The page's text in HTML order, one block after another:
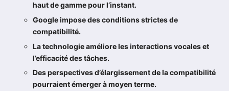
haut de gamme pour l’instant.
Google impose des conditions strictes de
compatibilité.
La technologie améliore les interactions vocales et
l’efficacité des tâches.
Des perspectives d’élargissement de la compatibilité
pourraient émerger à moyen terme.